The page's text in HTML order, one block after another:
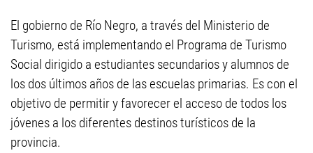
El gobierno de Río Negro, a través del Ministerio de
Turismo, está implementando el Programa de Turismo
Social dirigido a estudiantes secundarios y alumnos de
los dos últimos años de las escuelas primarias. Es con el
objetivo de permitir y favorecer el acceso de todos los
jóvenes a los diferentes destinos turísticos de la
provincia.